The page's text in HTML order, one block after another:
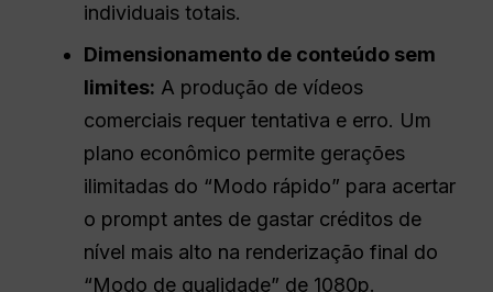
individuais totais.
Dimensionamento de conteúdo sem
limites: A produção de vídeos
comerciais requer tentativa e erro. Um
plano econômico permite gerações
ilimitadas do “Modo rápido” para acertar
o prompt antes de gastar créditos de
nível mais alto na renderização final do
“Modo de qualidade” de 1080p.